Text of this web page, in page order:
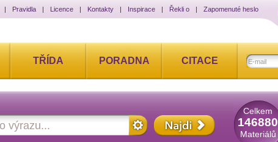
| Pravidla | Licence | Kontakty | Inspirace | Řekli o | Zapomenuté heslo
TŘÍDA PORADNA CITACE
Celkem
146880
Materiálů